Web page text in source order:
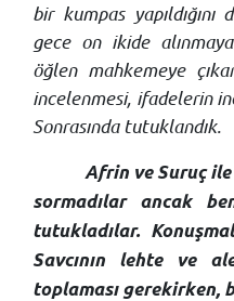
bir kumpas
gece on ikide
öğlen mahkemeye
incelenmesi, ifadelerin
Sonrasında tutuklandık.
Afrin ve Suruç
sormadılar ancak
tutukladılar.
Savcının lehte ve
toplaması gerekirken,